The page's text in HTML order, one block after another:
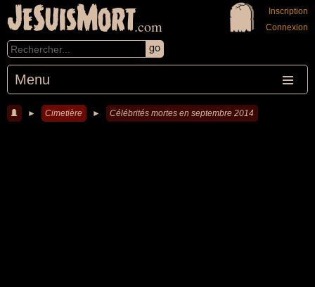
JeSuisMort.com
Menu
Inscription
Connexion
► Cimetière ► Célébrités mortes en septembre 2014